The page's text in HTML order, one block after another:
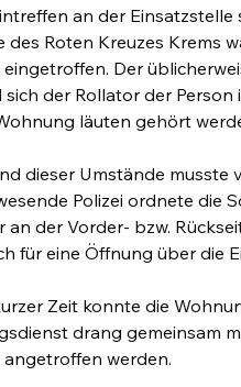
an der
des Roten Kreuzes Krems
eingetroffen. Der
sich der Rollator der
läuten gehört
dieser Umstände musste
Polizei ordnete die
an der Vorder- bzw.
für eine Öffnung über die
Zeit konnte die
drang gemeinsam
angetroffen werden.